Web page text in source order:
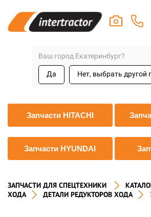
Ваш город Екатеринбург?
Да Нет, выбрать другой
Запчасти HITACHI
Запчасти HYUNDAI
ЗАПЧАСТИ ДЛЯ СПЕЦТЕХНИКИ
ХОДА
ДЕТАЛИ РЕДУКТОРОВ ХОДА